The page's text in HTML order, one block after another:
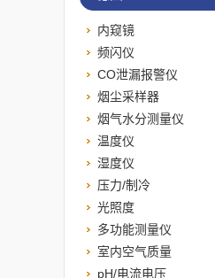
内窥镜
频闪仪
CO泄漏报警仪
烟尘采样器
烟气水分测量仪
温度仪
湿度仪
压力/制冷
光照度
多功能测量仪
室内空气质量
pH/电流电压